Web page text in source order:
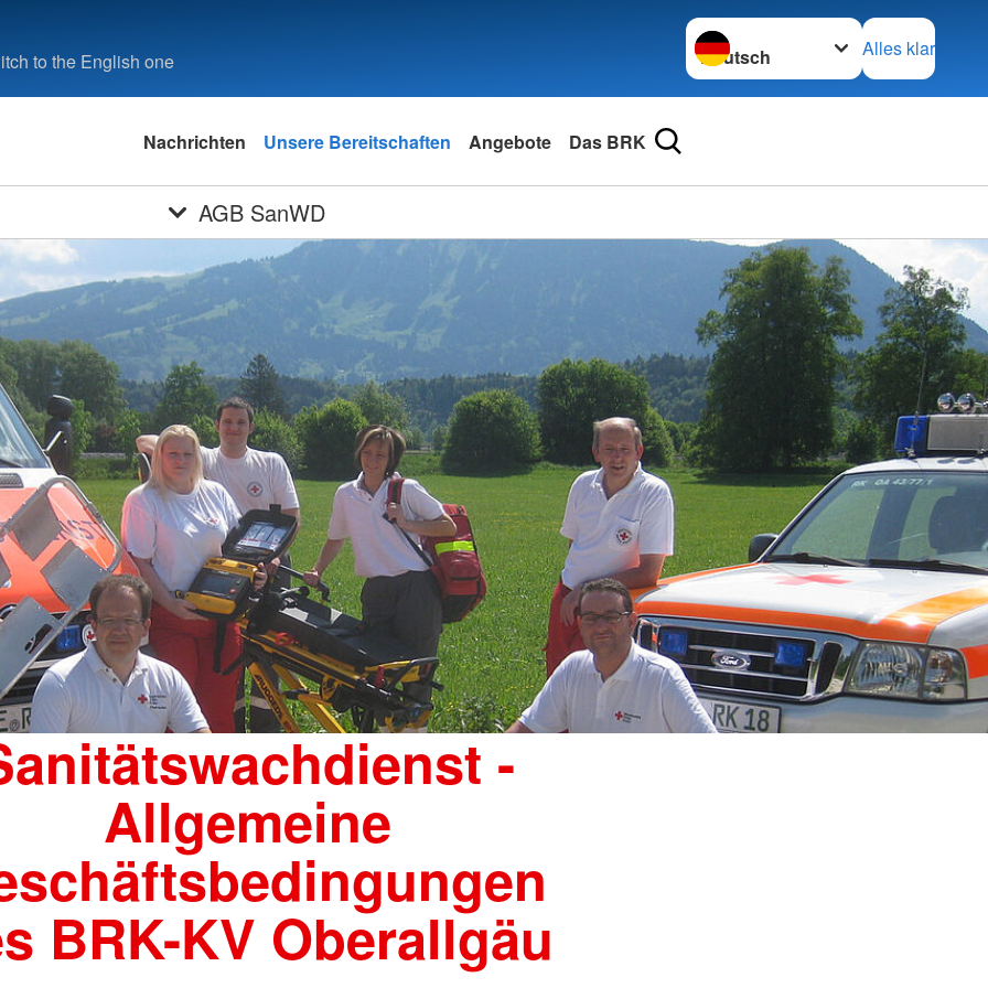
to the English one
Sprache wechseln zu
Alles klar
Nachrichten Unsere Bereitschaften Angebote Das BRK
AGB SanWD
-
Allgemeine
BRK-KV Oberallgäu